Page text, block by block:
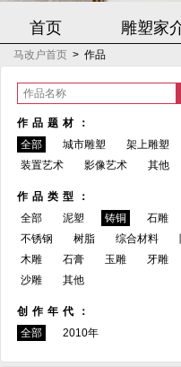
首页 雕塑家
马改户首页 > 作品
作品名称
作品题材：
全部
城市雕塑
架上雕塑
装置艺术
影像艺术 其他
作品类型：
全部
泥塑 铸铜
石雕
不锈钢
树脂 综合材料
木雕
石膏 玉雕 牙雕
沙雕
其他
创作年代：
全部
2010年